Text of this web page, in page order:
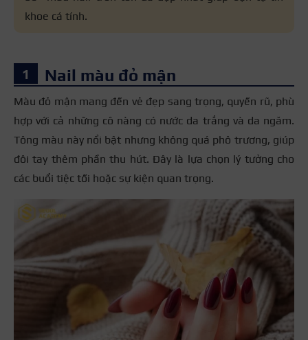
khoe cá tính.
Nail màu đỏ mận
Màu đỏ mận mang đến vẻ đẹp sang trọng, quyến rũ, phù
hợp với cả những cô nàng có nước da trắng và da ngăm.
Tông màu này nổi bật nhưng không quá phô trương, giúp
đôi tay thêm phần thu hút. Đây là lựa chọn lý tưởng cho
các buổi tiệc tối hoặc sự kiện quan trọng.